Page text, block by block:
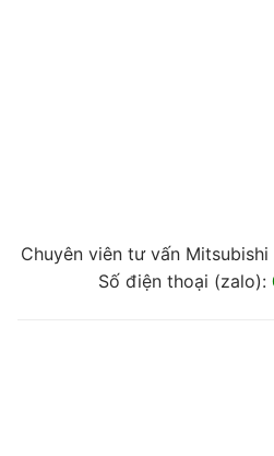
Chuyên viên tư vấn Mitsubishi
Số điện thoại (zalo):